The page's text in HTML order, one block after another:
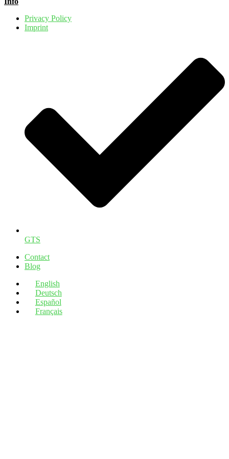
Privacy Policy
Imprint
GTS
Contact
Blog
English
Deutsch
Español
Français